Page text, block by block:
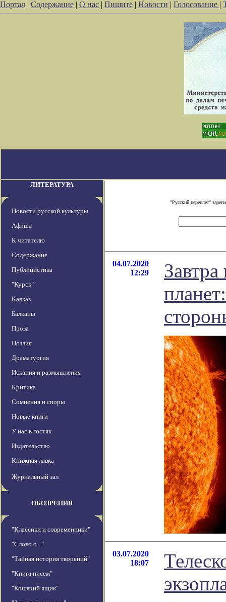
Портал | Содержание | О нас | Пишите | Новости | Голосование |
ЛИТЕРАТУРА
Новости русской культуры
Афиша
К читателю
Содержание
Публицистика
"Курск"
Кавказ
Балканы
Проза
Поэзия
Драматургия
Искания и размышления
Критика
Сомнения и споры
Новые книги
У нас в гостях
Издательство
Книжная лавка
Журнальный зал
ОБОЗРЕНИЯ
"Классики и современники"
"Слово о..."
"Тайная история творений"
"Книга писем"
"Кошачий ящик"
"Русский переплет"
04.07.2020
12:29
03.07.2020
18:07